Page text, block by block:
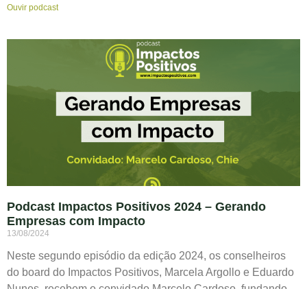
Ouvir podcast
Podcast Impactos Positivos 2024 – Gerando
Empresas com Impacto
13/08/2024
Neste segundo episódio da edição 2024, os conselheiros
do board do Impactos Positivos, Marcela Argollo e Eduardo